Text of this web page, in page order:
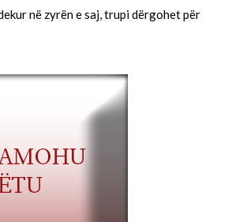
në zyrën e saj, trupi dërgohet për